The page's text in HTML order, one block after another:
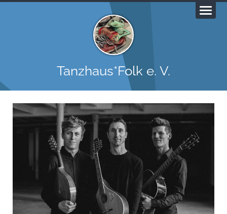
Tanzhaus*Folk e. V.